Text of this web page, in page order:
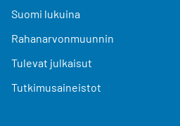
Suomi lukuina
Rahanarvonmuunnin
Tulevat julkaisut
Tutkimusaineistot